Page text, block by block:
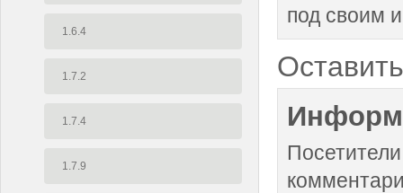
1.6.4
1.7.2
1.7.4
1.7.9
под своим